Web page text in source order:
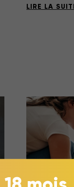
LIRE LA